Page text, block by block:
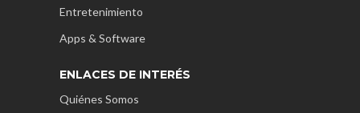
Entretenimiento
Apps & Software
ENLACES DE INTERÉS
Quiénes Somos